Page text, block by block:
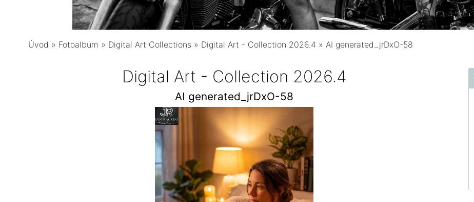
Úvod » Fotoalbum » Digital Art Collections » Digital Art - Collection 2026.4 » AI generated_jrDxO-58
Digital Art - Collection 2026.4
AI generated_jrDxO-58